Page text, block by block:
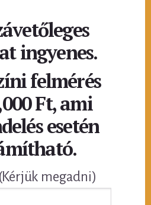
ingyenes.
felmérés
Ft, ami
esetén
megadni)